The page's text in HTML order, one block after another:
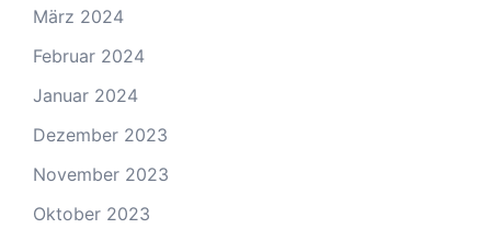
März 2024
Februar 2024
Januar 2024
Dezember 2023
November 2023
Oktober 2023